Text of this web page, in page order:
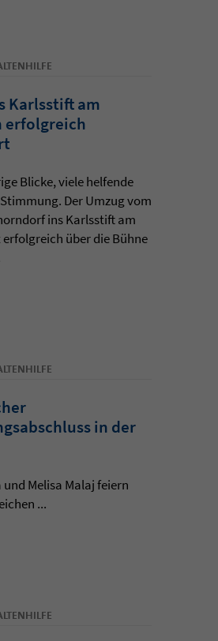
Karlsstift am
erfolgreich
Blicke, viele helfende
Der Umzug vom
ins Karlsstift am
über die Bühne
in der
und Melisa Malaj feiern
...